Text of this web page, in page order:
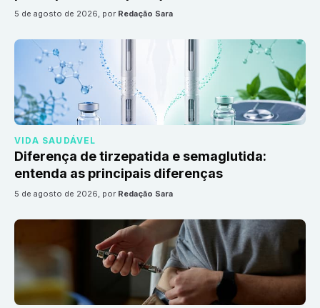
5 de agosto de 2026, por Redação Sara
VIDA SAUDÁVEL
Diferença de tirzepatida e semaglutida:
entenda as principais diferenças
5 de agosto de 2026, por Redação Sara